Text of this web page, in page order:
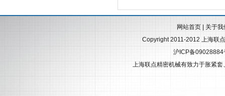
网站首页
关于我
Copyright 2011-2012 上海联
沪ICP备09028884
上海联点精密机械有致力于胀紧套